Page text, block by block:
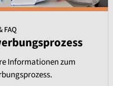
FAQ
Informationen zum